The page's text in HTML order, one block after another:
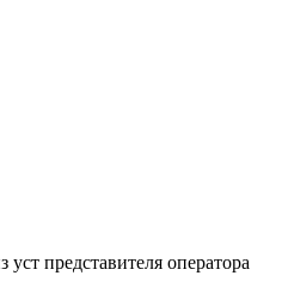
уст представителя оператора